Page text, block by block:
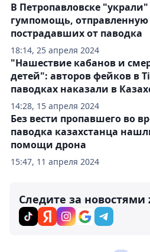
18:14, 25 апреля 2024
В Петропавловске "украли"
гумпомощь, отправленную
пострадавших от паводка
14:28, 15 апреля 2024
"Нашествие кабанов и
детей": авторов фейков в
паводках наказали в
15:47, 11 апреля 2024
Без вести пропавшего во
паводка казахстанца
помощи дрона
Следите за новостями